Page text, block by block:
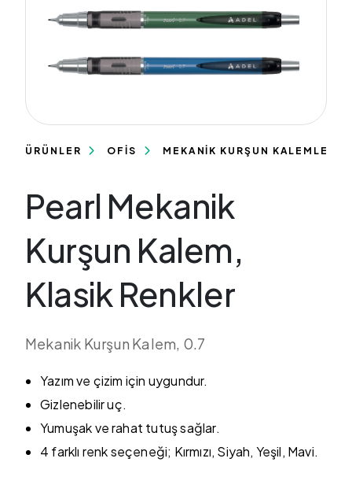
ÜRÜNLER OFİS MEKANİK KURŞUN KALEMLER
Pearl Mekanik
Kurşun Kalem,
Klasik Renkler
Mekanik Kurşun Kalem, 0.7
Yazım ve çizim için uygundur.
Gizlenebilir uç.
Yumuşak ve rahat tutuş sağlar.
4 farklı renk seçeneği; Kırmızı, Siyah, Yeşil, Mavi.